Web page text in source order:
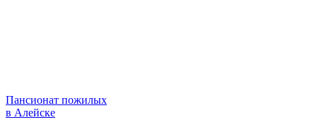
Пансионат пожилых
в Алейске